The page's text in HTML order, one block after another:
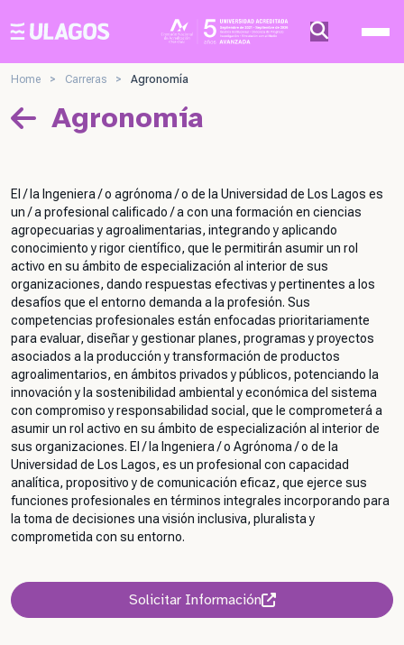
Ulagos Template
Home > Carreras > Agronomía
Agronomía
El / la Ingeniera / o agrónoma / o de la Universidad de Los Lagos es
un / a profesional calificado / a con una formación en ciencias
agropecuarias y agroalimentarias, integrando y aplicando
conocimiento y rigor científico, que le permitirán asumir un rol
activo en su ámbito de especialización al interior de sus
organizaciones, dando respuestas efectivas y pertinentes a los
desafíos que el entorno demanda a la profesión. Sus
competencias profesionales están enfocadas prioritariamente
para evaluar, diseñar y gestionar planes, programas y proyectos
asociados a la producción y transformación de productos
agroalimentarios, en ámbitos privados y públicos, potenciando la
innovación y la sostenibilidad ambiental y económica del sistema
con compromiso y responsabilidad social, que le comprometerá a
asumir un rol activo en su ámbito de especialización al interior de
sus organizaciones. El / la Ingeniera / o Agrónoma / o de la
Universidad de Los Lagos, es un profesional con capacidad
analítica, propositivo y de comunicación eficaz, que ejerce sus
funciones profesionales en términos integrales incorporando para
la toma de decisiones una visión inclusiva, pluralista y
comprometida con su entorno.
Solicitar Información